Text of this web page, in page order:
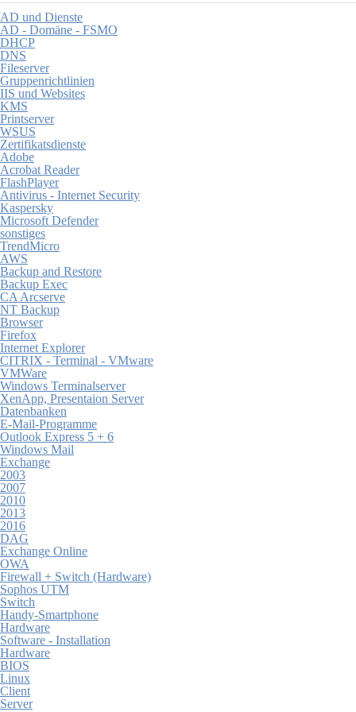
AD und Dienste
AD - Domäne - FSMO
DHCP
DNS
Fileserver
Gruppenrichtlinien
IIS und Websites
KMS
Printserver
WSUS
Zertifikatsdienste
Adobe
Acrobat Reader
FlashPlayer
Antivirus - Internet Security
Kaspersky
Microsoft Defender
sonstiges
TrendMicro
AWS
Backup and Restore
Backup Exec
CA Arcserve
NT Backup
Browser
Firefox
Internet Explorer
CITRIX - Terminal - VMware
VMWare
Windows Terminalserver
XenApp, Presentaion Server
Datenbanken
E-Mail-Programme
Outlook Express 5 + 6
Windows Mail
Exchange
2003
2007
2010
2013
2016
DAG
Exchange Online
OWA
Firewall + Switch (Hardware)
Sophos UTM
Switch
Handy-Smartphone
Hardware
Software - Installation
Hardware
BIOS
Linux
Client
Server